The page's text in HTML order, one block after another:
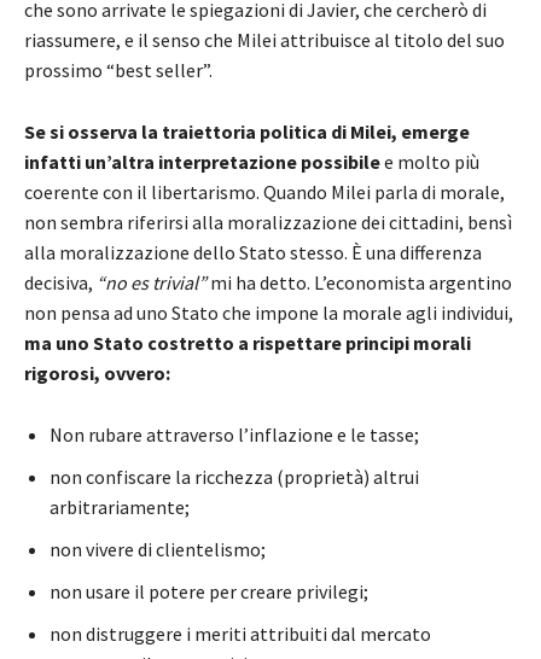
che sono arrivate le spiegazioni di Javier, che cercherò di
riassumere, e il senso che Milei attribuisce al titolo del suo
prossimo “best seller”.
Se si osserva la traiettoria politica di Milei, emerge
infatti un’altra interpretazione possibilee molto più
coerente con il libertarismo. Quando Milei parla di morale,
non sembra riferirsi alla moralizzazione dei cittadini, bensì
alla moralizzazione dello Stato stesso. È una differenza
decisiva, “no es trivial”mi ha detto. L’economista argentino
non pensa ad uno Stato che impone la morale agli individui,
ma uno Stato costretto a rispettare principi morali
rigorosi, ovvero:
Non rubare attraverso l’inflazione e le tasse;
non confiscare la ricchezza (proprietà) altrui
arbitrariamente;
non vivere di clientelismo;
non usare il potere per creare privilegi;
non distruggere i meriti attribuiti dal mercato